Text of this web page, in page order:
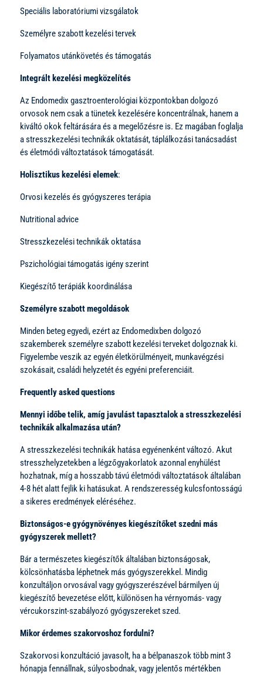
Speciális laboratóriumi vizsgálatok
Személyre szabott kezelési tervek
Folyamatos utánkövetés és támogatás
Integrált kezelési megközelítés
Az Endomedix gasztroenterológiai központokban dolgozó
orvosok nem csak a tünetek kezelésére koncentrálnak, hanem a
kiváltó okok feltárására és a megelőzésre is. Ez magában foglalja
a stresszkezelési technikák oktatását, táplálkozási tanácsadást
és életmódi változtatások támogatását.
Holisztikus kezelési elemek:
Orvosi kezelés és gyógyszeres terápia
Nutritional advice
Stresszkezelési technikák oktatása
Pszichológiai támogatás igény szerint
Kiegészítő terápiák koordinálása
Személyre szabott megoldások
Minden beteg egyedi, ezért az Endomedixben dolgozó
szakemberek személyre szabott kezelési terveket dolgoznak ki.
Figyelembe veszik az egyén életkörülményeit, munkavégzési
szokásait, családi helyzetét és egyéni preferenciáit.
Frequently asked questions
Mennyi időbe telik, amíg javulást tapasztalok a stresszkezelési
technikák alkalmazása után?
A stresszkezelési technikák hatása egyénenként változó. Akut
stresszhelyzetekben a légzőgyakorlatok azonnal enyhülést
hozhatnak, míg a hosszabb távú életmódi változtatások általában
4-8 hét alatt fejlik ki hatásukat. A rendszeresség kulcsfontosságú
a sikeres eredmények eléréséhez.
Biztonságos-e gyógynövényes kiegészítőket szedni más
gyógyszerek mellett?
Bár a természetes kiegészítők általában biztonságosak,
kölcsönhatásba léphetnek más gyógyszerekkel. Mindig
konzultáljon orvosával vagy gyógyszerészével bármilyen új
kiegészítő bevezetése előtt, különösen ha vérnyomás- vagy
vércukorszint-szabályozó gyógyszereket szed.
Mikor érdemes szakorvoshoz fordulni?
Szakorvosi konzultáció javasolt, ha a bélpanaszok több mint 3
hónapja fennállnak, súlyosbodnak, vagy jelentős mértékben